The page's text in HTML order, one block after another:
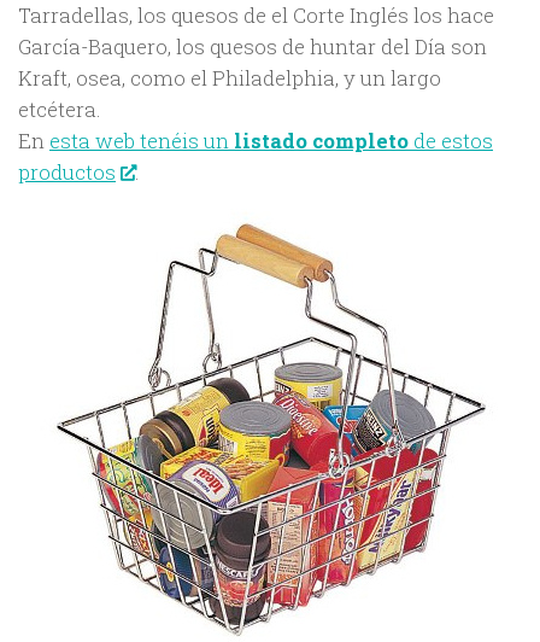
Tarradellas, los quesos de el Corte Inglés los hace
García-Baquero, los quesos de huntar del Día son
Kraft, osea, como el Philadelphia, y un largo
etcétera.
En esta web tenéis un listado completo de estos
productos
.